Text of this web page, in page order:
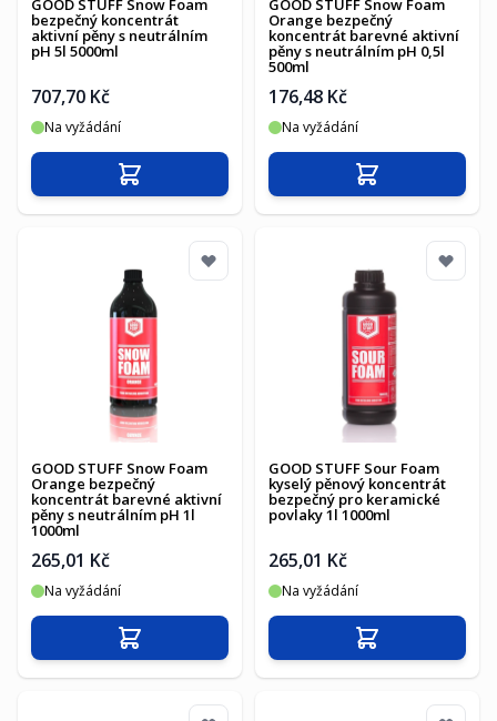
GOOD STUFF Snow Foam
bezpečný koncentrát
aktivní pěny s neutrálním
pH 5l 5000ml
707,70 Kč
Na vyžádání
Přidat do košíku
GOOD STUFF Snow Foam
Orange bezpečný
koncentrát barevné aktivní
pěny s neutrálním pH 0,5l
500ml
176,48 Kč
Na vyžádání
Přidat do košíku
GOOD STUFF Snow Foam
Orange bezpečný
koncentrát barevné aktivní
pěny s neutrálním pH 1l
1000ml
265,01 Kč
Na vyžádání
Přidat do košíku
GOOD STUFF Sour Foam
kyselý pěnový koncentrát
bezpečný pro keramické
povlaky 1l 1000ml
265,01 Kč
Na vyžádání
Přidat do košíku